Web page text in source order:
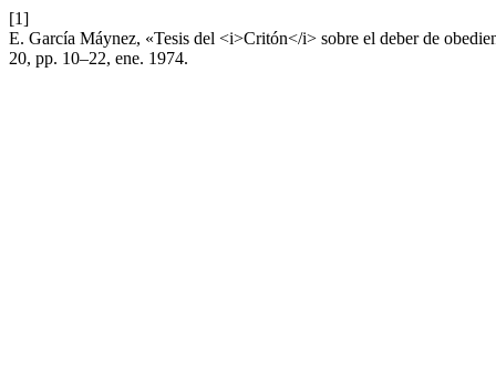
[1]
E. García Máynez, «Tesis del <i>Critón</i> sobre el deber de
20, pp. 10–22, ene. 1974.